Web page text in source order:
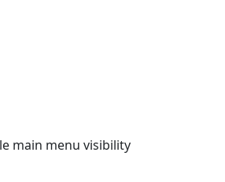
main menu visibility